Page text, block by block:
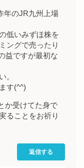
年のJR九州上場
低いみずほ株を
ングで売ったり
益ですが最初な
。
す(^^)
か受けてた身で
ることをお祈り
返信する